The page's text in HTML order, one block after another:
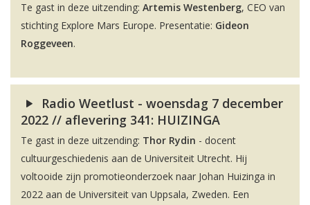
Te gast in deze uitzending: Artemis Westenberg, CEO van
stichting Explore Mars Europe. Presentatie: Gideon
Roggeveen.
Radio Weetlust - woensdag 7 december
2022 // aflevering 341: HUIZINGA
Te gast in deze uitzending: Thor Rydin - docent
cultuurgeschiedenis aan de Universiteit Utrecht. Hij
voltooide zijn promotieonderzoek naar Johan Huizinga in
2022 aan de Universiteit van Uppsala, Zweden. Een